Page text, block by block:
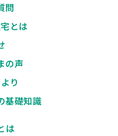
問
とは
の声
り
基礎知識
は